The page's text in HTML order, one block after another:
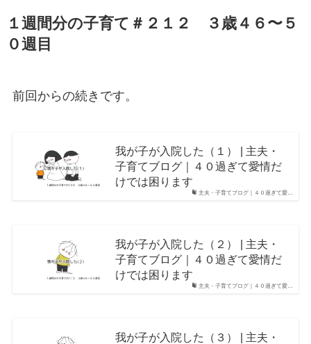
１週間分の子育て＃２１２ ３歳４６〜５
０週目
前回からの続きです。
主夫・子育てブログ｜４０過ぎて愛…
我が子が入院した（１） | 主夫・
子育てブログ｜４０過ぎて愛情だ
けでは困ります
主夫・子育てブログ｜４０過ぎて愛…
我が子が入院した（２） | 主夫・
子育てブログ｜４０過ぎて愛情だ
けでは困ります
我が子が入院した（３） | 主夫・